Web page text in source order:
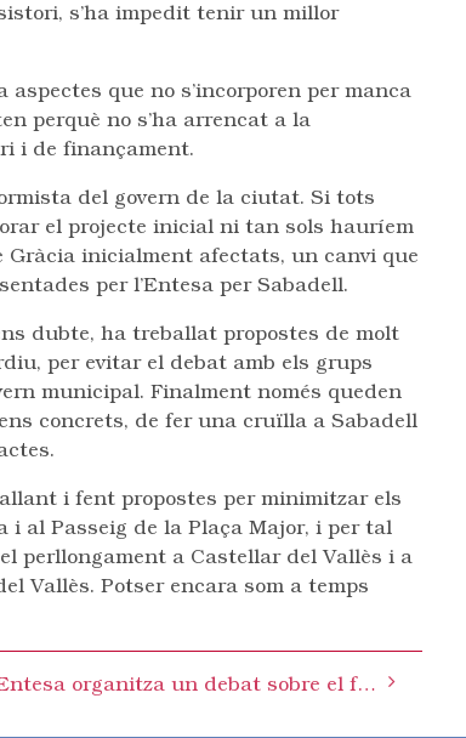
s’ha impedit tenir un millor
que no s’incorporen per manca
perquè no s’ha arrencat a la
i de finançament.
del govern de la ciutat. Si tots
el projecte inicial ni tan sols hauríem
Gràcia inicialment afectats, un canvi que
per l’Entesa per Sabadell.
dubte, ha treballat propostes de molt
per evitar el debat amb els grups
municipal. Finalment només queden
concrets, de fer una cruïlla a Sabadell
i fent propostes per minimitzar els
i al Passeig de la Plaça Major, i per tal
perllongament a Castellar del Vallès i a
Vallès. Potser encara som a temps
L’Entesa organitza un debat sobre el futur de la Gran Via